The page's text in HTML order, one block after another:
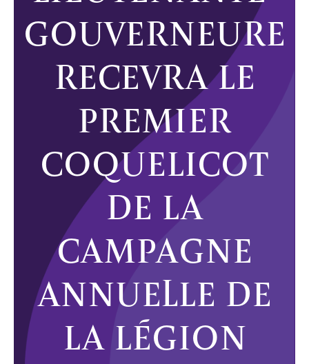
GOUVERNEURE
RECEVRA LE
PREMIER
COQUELICOT
DE LA
CAMPAGNE
ANNUELLE DE
LA LÉGION